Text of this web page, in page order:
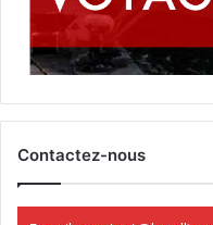
Contactez-nous